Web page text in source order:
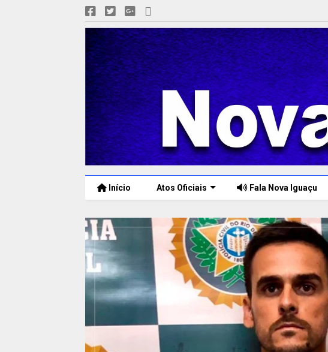
Início Atos Oficiais Fala Nova Iguaçu